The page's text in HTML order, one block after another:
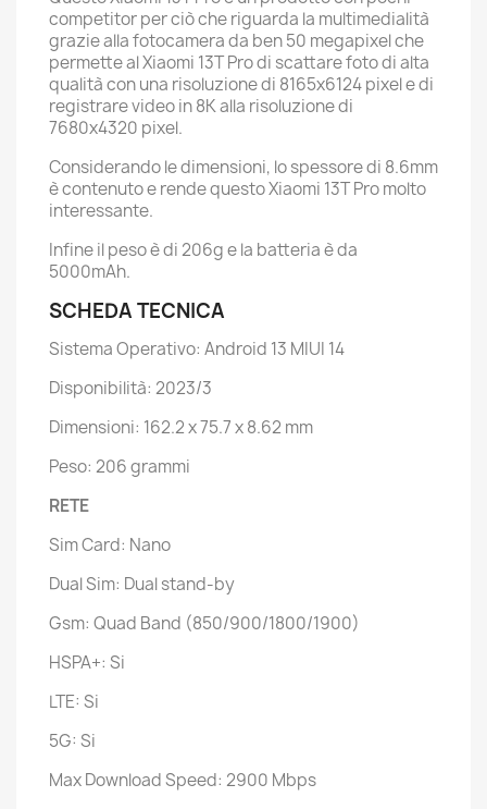
competitor per ciò che riguarda la multimedialità
grazie alla fotocamera da ben 50 megapixel che
permette al Xiaomi 13T Pro di scattare foto di alta
qualità con una risoluzione di 8165x6124 pixel e di
registrare video in 8K alla risoluzione di
7680x4320 pixel.
Considerando le dimensioni, lo spessore di 8.6mm
è contenuto e rende questo Xiaomi 13T Pro molto
interessante.
Infine il peso è di 206g e la batteria è da
5000mAh.
SCHEDA TECNICA
Sistema Operativo: Android 13 MIUI 14
Disponibilità: 2023/3
Dimensioni: 162.2 x 75.7 x 8.62 mm
Peso: 206 grammi
RETE
Sim Card: Nano
Dual Sim: Dual stand-by
Gsm: Quad Band (850/900/1800/1900)
HSPA+: Si
LTE: Si
5G: Si
Max Download Speed: 2900 Mbps